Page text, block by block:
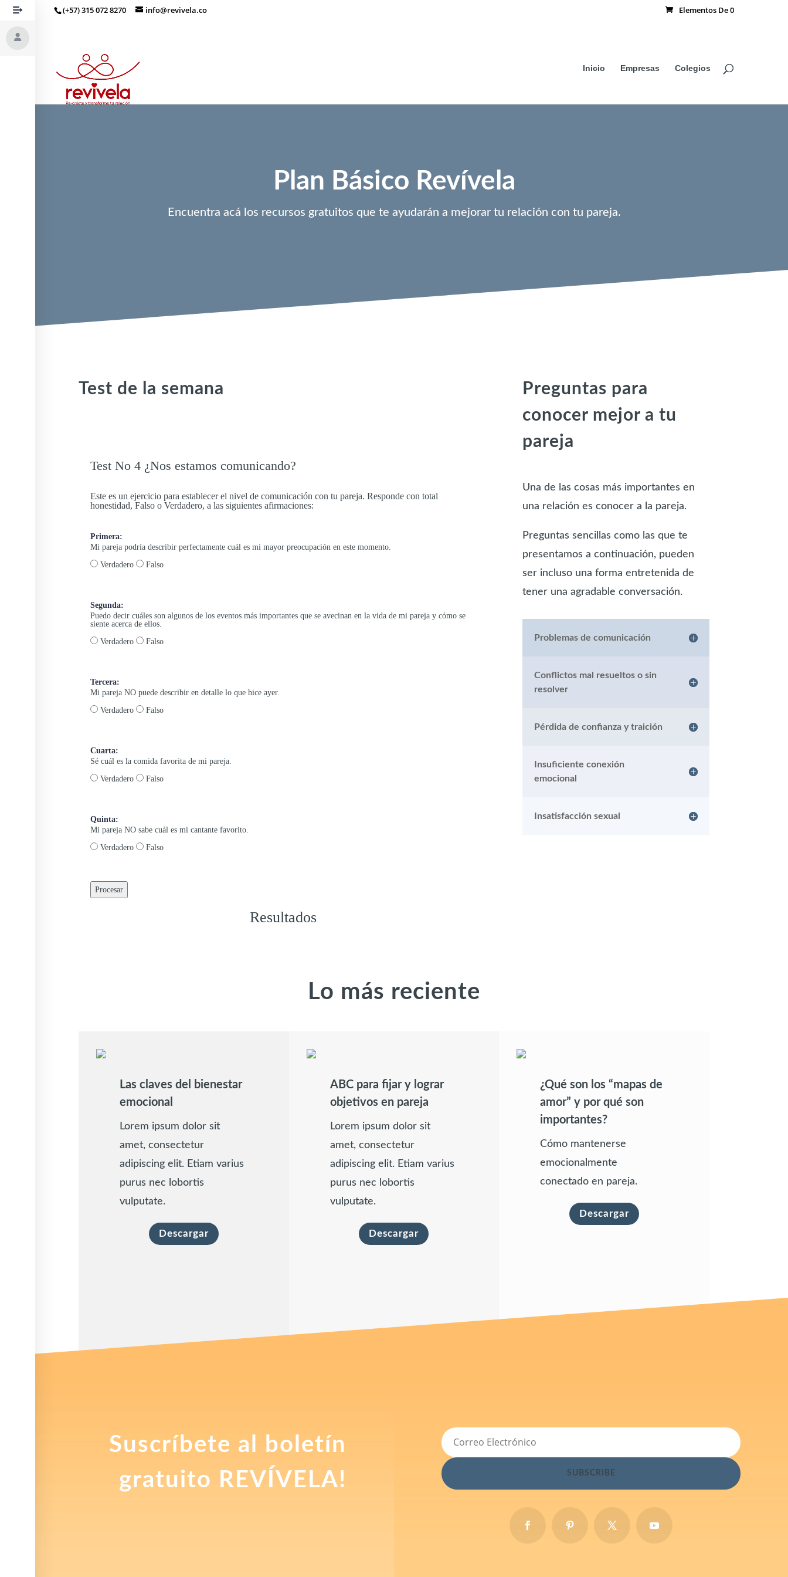
(+57) 315 072 8270 info@revivela.co Elementos De 0
Inicio Empresas Colegios
Plan Básico Revívela
Encuentra acá los recursos gratuitos que te ayudarán a mejorar tu relación con tu pareja.
Test de la semana
Test No 4 ¿Nos estamos comunicando?
Este es un ejercicio para establecer el nivel de comunicación con tu pareja. Responde con total
honestidad, Falso o Verdadero, a las siguientes afirmaciones:
Primera:
Mi pareja podría describir perfectamente cuál es mi mayor preocupación en este momento.
Verdadero
Falso
Segunda:
Puedo decir cuáles son algunos de los eventos más importantes que se avecinan en la vida de mi pareja y cómo se
siente acerca de ellos.
Verdadero
Falso
Tercera:
Mi pareja NO puede describir en detalle lo que hice ayer.
Verdadero
Falso
Cuarta:
Sé cuál es la comida favorita de mi pareja.
Verdadero
Falso
Quinta:
Mi pareja NO sabe cuál es mi cantante favorito.
Verdadero
Falso
Procesar
Resultados
Preguntas para
conocer mejor a tu
pareja
Una de las cosas más importantes en
una relación es conocer a la pareja.
Preguntas sencillas como las que te
presentamos a continuación, pueden
ser incluso una forma entretenida de
tener una agradable conversación.
Problemas de comunicación
Conflictos mal resueltos o sin
resolver
Pérdida de confianza y traición
Insuficiente conexión
emocional
Insatisfacción sexual
Lo más reciente
Las claves del bienestar
emocional
Lorem ipsum dolor sit
amet, consectetur
adipiscing elit. Etiam varius
purus nec lobortis
vulputate.
Descargar
ABC para fijar y lograr
objetivos en pareja
Lorem ipsum dolor sit
amet, consectetur
adipiscing elit. Etiam varius
purus nec lobortis
vulputate.
Descargar
¿Qué son los “mapas de
amor” y por qué son
importantes?
Cómo mantenerse
emocionalmente
conectado en pareja.
Descargar
Suscríbete al boletín
gratuito REVÍVELA!
SUBSCRIBE